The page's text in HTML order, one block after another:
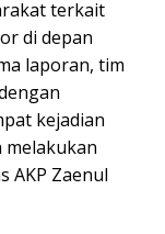
terkait
di depan
laporan, tim
kejadian
melakukan
AKP Zaenul